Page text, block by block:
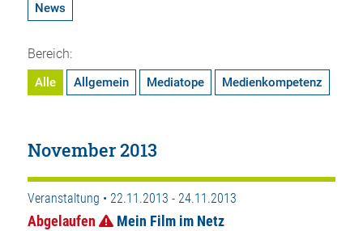
News
Bereich:
Alle Allgemein Mediatope Medienkompetenz
November 2013
Veranstaltung • 22.11.2013 - 24.11.2013
Abgelaufen Mein Film im Netz